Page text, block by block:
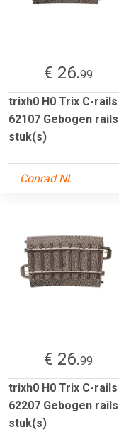
€ 26.99
trixh0 H0 Trix C-rails
62107 Gebogen
stuk(s)
Conrad NL
€ 26.99
trixh0 H0 Trix C-rails
62207 Gebogen
stuk(s)